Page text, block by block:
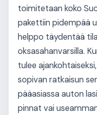
toimitetaan koko
pakettiin pidempää
helppo täydentää
oksasahanvarsilla.
tulee
sopivan ratkaisun
pääasiassa auton
pinnat vai